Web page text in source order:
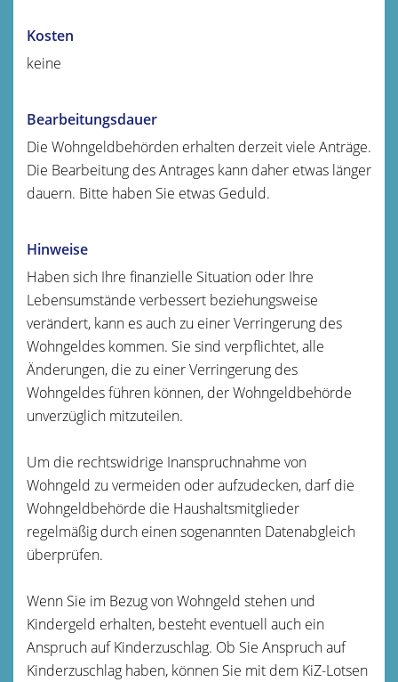
Kosten
keine
Bearbeitungsdauer
Die Wohngeldbehörden erhalten derzeit viele Anträge.
Die Bearbeitung des Antrages kann daher etwas länger
dauern. Bitte haben Sie etwas Geduld.
Hinweise
Haben sich Ihre finanzielle Situation oder Ihre
Lebensumstände verbessert beziehungsweise
verändert, kann es auch zu einer Verringerung des
Wohngeldes kommen. Sie sind verpflichtet, alle
Änderungen, die zu einer Verringerung des
Wohngeldes führen können, der Wohngeldbehörde
unverzüglich mitzuteilen.
Um die rechtswidrige Inanspruchnahme von
Wohngeld zu vermeiden oder aufzudecken, darf die
Wohngeldbehörde die Haushaltsmitglieder
regelmäßig durch einen sogenannten Datenabgleich
überprüfen.
Wenn Sie im Bezug von Wohngeld stehen und
Kindergeld erhalten, besteht eventuell auch ein
Anspruch auf Kinderzuschlag. Ob Sie Anspruch auf
Kinderzuschlag haben, können Sie mit dem KiZ-Lotsen